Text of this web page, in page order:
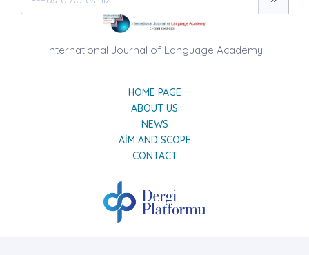
International Journal of Language Academy
HOME PAGE
ABOUT US
NEWS
AIM AND SCOPE
CONTACT